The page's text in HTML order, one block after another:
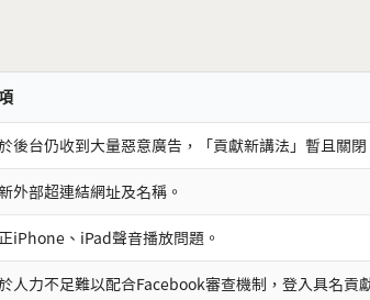
後台仍收到大量惡意廣告，「貢獻新講法」暫且關閉
外部超連結網址及名稱。
iPhone、iPad聲音播放問題。
人力不足難以配合Facebook審查機制，登入具名貢